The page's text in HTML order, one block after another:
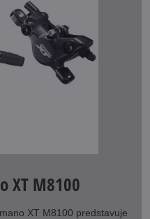
XT M8100
XT M8100 predstavuje